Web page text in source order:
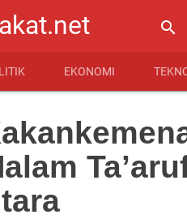
search
EKONOMI